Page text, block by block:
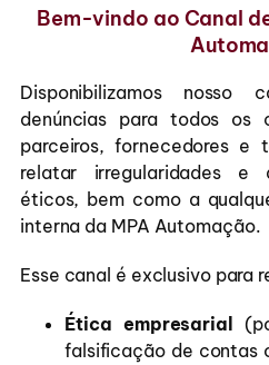
Bem-vindo ao Canal
Disponibilizamos
denúncias para todos os
parceiros, fornecedores e
relatar irregularidades e
éticos, bem como a
interna da MPA Automação.
Esse canal é exclusivo para
Ética empresarial
falsificação de contas